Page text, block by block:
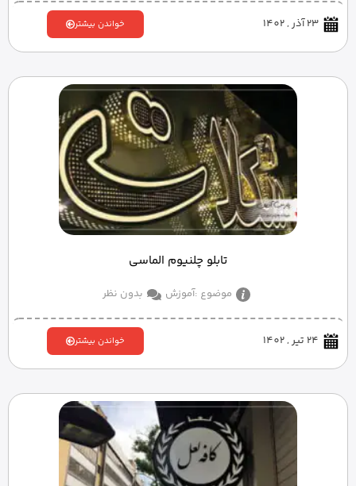
23 آذر , 1402 خواندن بیشتر
تابلو چلنیوم الماسی
موضوع :آموزش بدون نظر
24 تیر , 1402 خواندن بیشتر